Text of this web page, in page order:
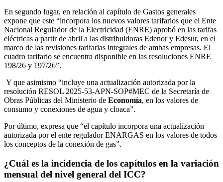
En segundo lugar, en relación al capítulo de Gastos generales
expone que este “incorpora los nuevos valores tarifarios que el Ente
Nacional Regulador de la Electricidad (ENRE) aprobó en las tarifas
eléctricas a partir de abril a las distribuidoras Edenor y Edesur, en el
marco de las revisiones tarifarias integrales de ambas empresas. El
cuadro tarifario se encuentra disponible en las resoluciones ENRE
198/26 y 197/26”.
Y que asimismo “incluye una actualización autorizada por la
resolución RESOL 2025-53-APN-SOP#MEC de la Secretaría de
Obras Públicas del Ministerio de Economía, en los valores de
consumo y conexiones de agua y cloaca”.
Por último, expresa que “el capítulo incorpora una actualización
autorizada por el ente regulador ENARGAS en los valores de todos
los conceptos de la conexión de gas”.
¿Cuál es la incidencia de los capítulos en la variación
mensual del nivel general del ICC?